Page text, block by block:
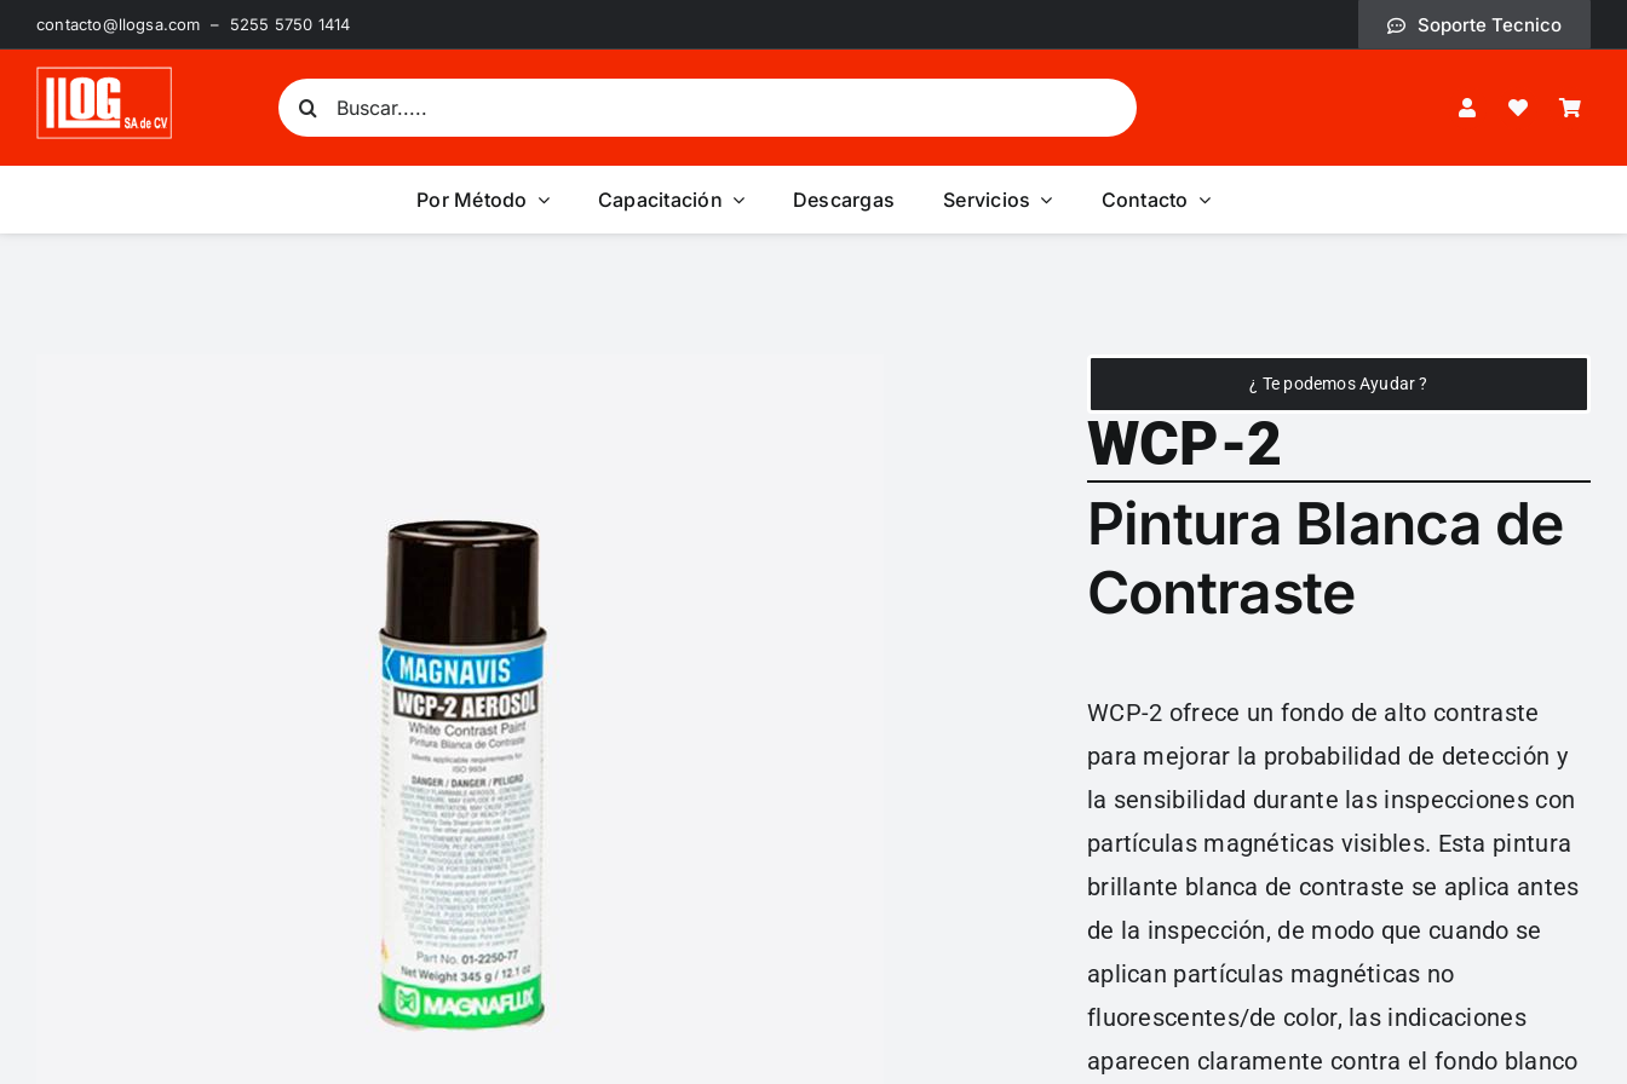
Saltar
al
contenido
contacto@llogsa.com – 5255 5750 1414 Soporte Tecnico
Buscar:
Por Método Capacitación Descargas Servicios Contacto
¿ Te podemos Ayudar ?
WCP-2
Pintura Blanca de
Contraste
WCP-2 ofrece un fondo de alto contraste
para mejorar la probabilidad de detección y
la sensibilidad durante las inspecciones con
partículas magnéticas visibles. Esta pintura
brillante blanca de contraste se aplica antes
de la inspección, de modo que cuando se
aplican partículas magnéticas no
fluorescentes/de color, las indicaciones
aparecen claramente contra el fondo blanco